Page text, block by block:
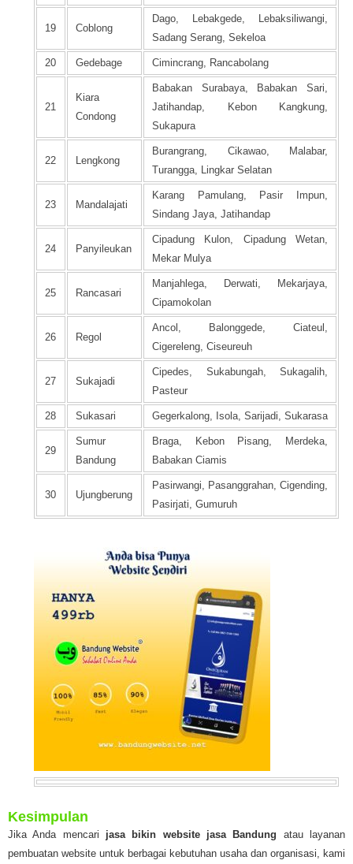
19 Coblong
Dago, Lebakgede, Lebaksiliwangi,
Sadang Serang, Sekeloa
20 Gedebage Cimincrang, Rancabolang
21
Kiara
Condong
Babakan Surabaya, Babakan Sari,
Jatihandap, Kebon Kangkung,
Sukapura
22 Lengkong
Burangrang, Cikawao, Malabar,
Turangga, Lingkar Selatan
23 Mandalajati
Karang Pamulang, Pasir Impun,
Sindang Jaya, Jatihandap
24 Panyileukan
Cipadung Kulon, Cipadung Wetan,
Mekar Mulya
25 Rancasari
Manjahlega, Derwati, Mekarjaya,
Cipamokolan
26 Regol
Ancol, Balonggede, Ciateul,
Cigereleng, Ciseureuh
27 Sukajadi
Cipedes, Sukabungah, Sukagalih,
Pasteur
28 Sukasari Gegerkalong, Isola, Sarijadi, Sukarasa
29
Sumur
Bandung
Braga, Kebon Pisang, Merdeka,
Babakan Ciamis
30 Ujungberung
Pasirwangi, Pasanggrahan, Cigending,
Pasirjati, Gumuruh
Kesimpulan
Jika Anda mencari jasa bikin website jasa Bandung atau layanan
pembuatan website untuk berbagai kebutuhan usaha dan organisasi, kami